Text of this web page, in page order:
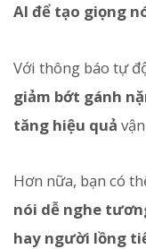
AI để tạo giọng
Với thông báo tự
giảm bớt gánh
tăng hiệu quả
Hơn nữa, bạn có
nói dễ nghe
hay người lồng